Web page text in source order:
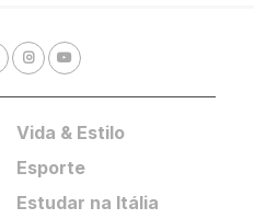
Vida & Estilo
Esporte
Estudar na Itália